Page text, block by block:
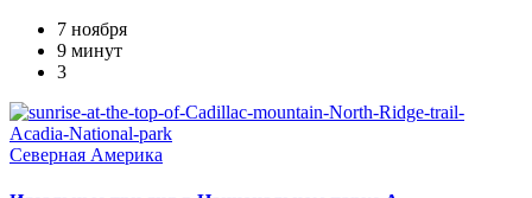
7 ноября
9 минут
3
Северная Америка